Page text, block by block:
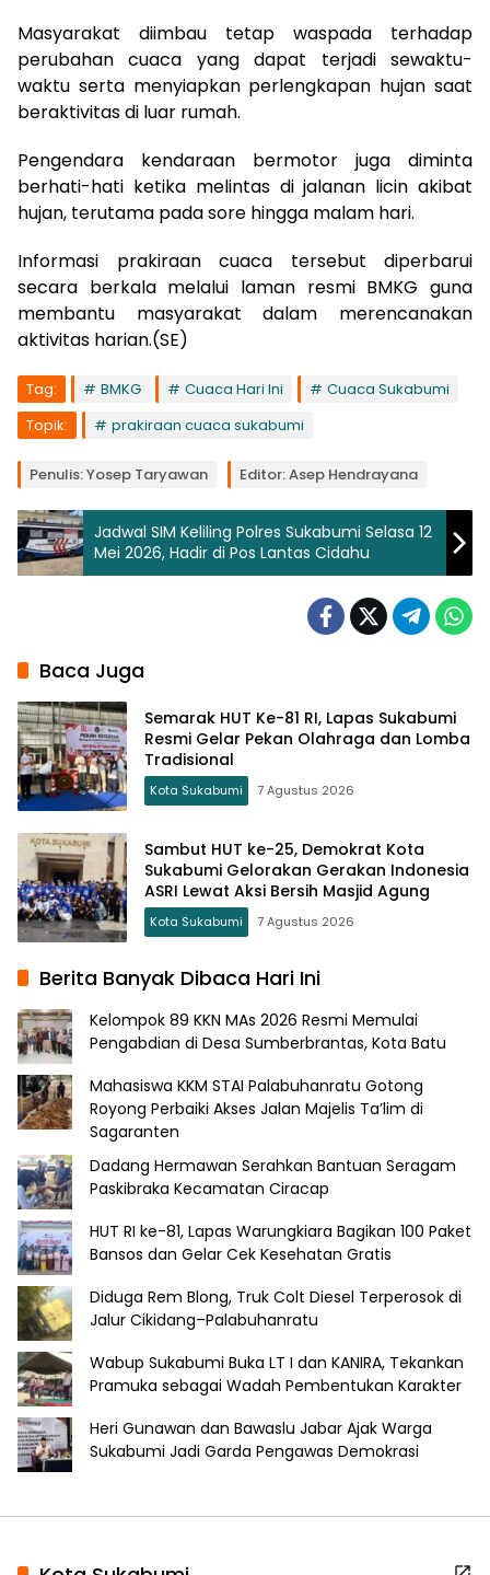
Masyarakat diimbau tetap waspada terhadap
perubahan cuaca yang dapat terjadi sewaktu-
waktu serta menyiapkan perlengkapan hujan saat
beraktivitas di luar rumah.
Pengendara kendaraan bermotor juga diminta
berhati-hati ketika melintas di jalanan licin akibat
hujan, terutama pada sore hingga malam hari.
Informasi prakiraan cuaca tersebut diperbarui
secara berkala melalui laman resmi BMKG guna
membantu masyarakat dalam merencanakan
aktivitas harian.(SE)
Tag: BMKG Cuaca Hari Ini
Cuaca Sukabumi
Topik:
prakiraan cuaca sukabumi
Penulis: Yosep Taryawan Editor: Asep Hendrayana
Jadwal SIM Keliling Polres Sukabumi Selasa 12
Mei 2026, Hadir di Pos Lantas Cidahu
Baca Juga
Semarak HUT Ke-81 RI, Lapas Sukabumi
Resmi Gelar Pekan Olahraga dan Lomba
Tradisional
Kota Sukabumi 7 Agustus 2026
Sambut HUT ke-25, Demokrat Kota
Sukabumi Gelorakan Gerakan Indonesia
ASRI Lewat Aksi Bersih Masjid Agung
Kota Sukabumi 7 Agustus 2026
Berita Banyak Dibaca Hari Ini
Kelompok 89 KKN MAs 2026 Resmi Memulai
Pengabdian di Desa Sumberbrantas, Kota Batu
Mahasiswa KKM STAI Palabuhanratu Gotong
Royong Perbaiki Akses Jalan Majelis Ta’lim di
Sagaranten
Dadang Hermawan Serahkan Bantuan Seragam
Paskibraka Kecamatan Ciracap
HUT RI ke-81, Lapas Warungkiara Bagikan 100 Paket
Bansos dan Gelar Cek Kesehatan Gratis
Diduga Rem Blong, Truk Colt Diesel Terperosok di
Jalur Cikidang–Palabuhanratu
Wabup Sukabumi Buka LT I dan KANIRA, Tekankan
Pramuka sebagai Wadah Pembentukan Karakter
Heri Gunawan dan Bawaslu Jabar Ajak Warga
Sukabumi Jadi Garda Pengawas Demokrasi